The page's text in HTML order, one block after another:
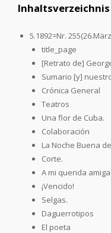
Inhaltsverzeichnis
5.1892=Nr.
title_page
[Retrato de]
Sumario [y]
Crónica General
Teatros
Una flor de Cuba.
Colaboración
La Noche Buena
Corte.
A mi querida amiga
¡Vencido!
Selgas.
Daguerrotipos
El poeta